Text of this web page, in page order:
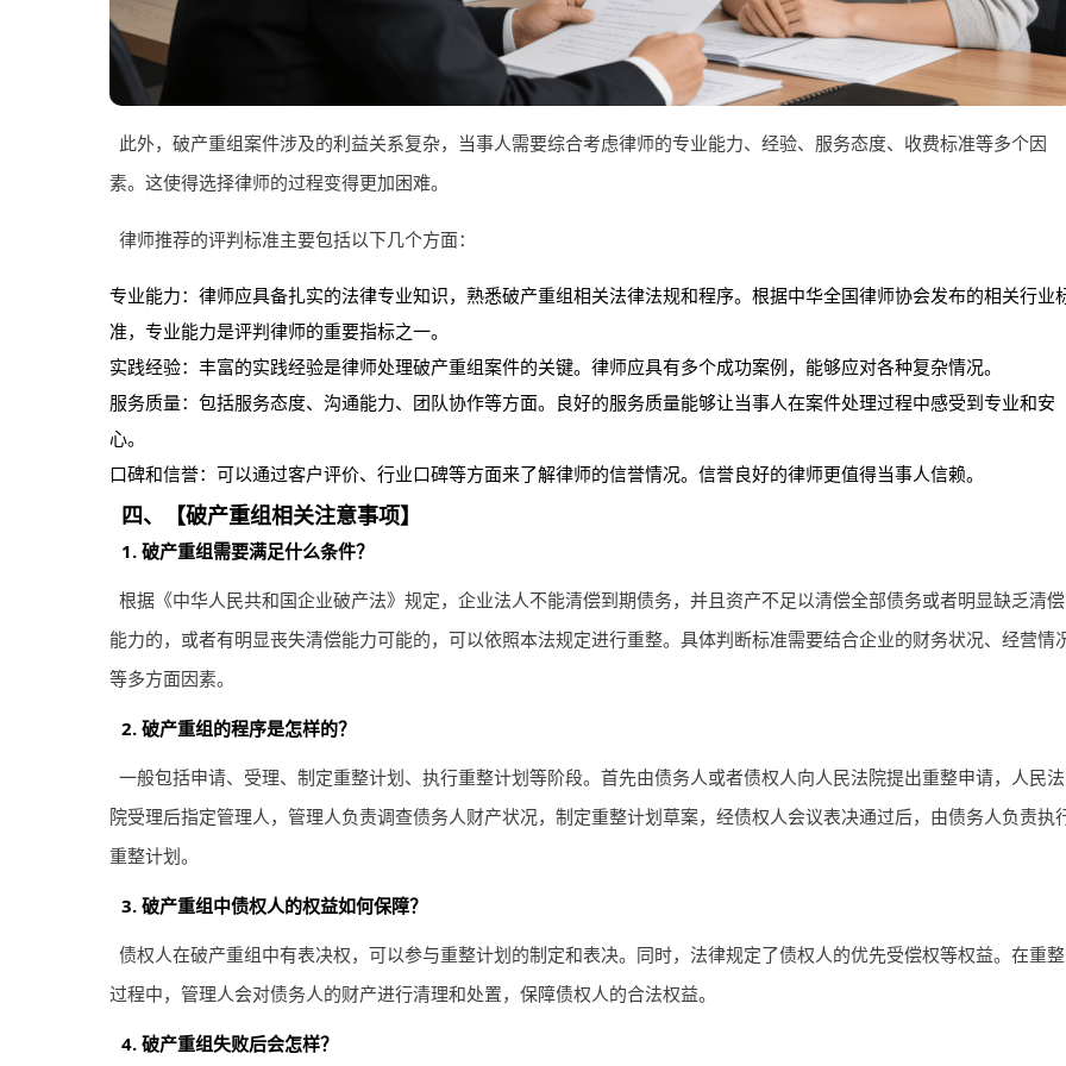
此外，破产重组案件涉及的利益关系复杂，当事人需要综合考虑律师的专业能力、经验、服务态度、收费标准等多个因
素。这使得选择律师的过程变得更加困难。
律师推荐的评判标准主要包括以下几个方面：
专业能力：律师应具备扎实的法律专业知识，熟悉破产重组相关法律法规和程序。根据中华全国律师协会发布的相关行业
准，专业能力是评判律师的重要指标之一。
实践经验：丰富的实践经验是律师处理破产重组案件的关键。律师应具有多个成功案例，能够应对各种复杂情况。
服务质量：包括服务态度、沟通能力、团队协作等方面。良好的服务质量能够让当事人在案件处理过程中感受到专业和安
心。
口碑和信誉：可以通过客户评价、行业口碑等方面来了解律师的信誉情况。信誉良好的律师更值得当事人信赖。
四、【破产重组相关注意事项】
1. 破产重组需要满足什么条件？
根据《中华人民共和国企业破产法》规定，企业法人不能清偿到期债务，并且资产不足以清偿全部债务或者明显缺乏清偿
能力的，或者有明显丧失清偿能力可能的，可以依照本法规定进行重整。具体判断标准需要结合企业的财务状况、经营情
等多方面因素。
2. 破产重组的程序是怎样的？
一般包括申请、受理、制定重整计划、执行重整计划等阶段。首先由债务人或者债权人向人民法院提出重整申请，人民法
院受理后指定管理人，管理人负责调查债务人财产状况，制定重整计划草案，经债权人会议表决通过后，由债务人负责执
重整计划。
3. 破产重组中债权人的权益如何保障？
债权人在破产重组中有表决权，可以参与重整计划的制定和表决。同时，法律规定了债权人的优先受偿权等权益。在重整
过程中，管理人会对债务人的财产进行清理和处置，保障债权人的合法权益。
4. 破产重组失败后会怎样？